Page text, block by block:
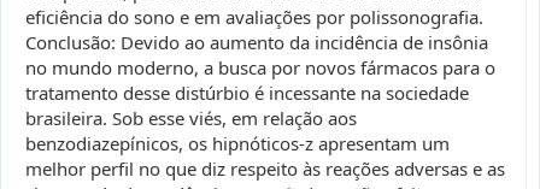
eficiência do sono e em avaliações por polissonografia.
Conclusão: Devido ao aumento da incidência de insônia
no mundo moderno, a busca por novos fármacos para o
tratamento desse distúrbio é incessante na sociedade
brasileira. Sob esse viés, em relação aos
benzodiazepínicos, os hipnóticos-z apresentam um
melhor perfil no que diz respeito às reações adversas e as